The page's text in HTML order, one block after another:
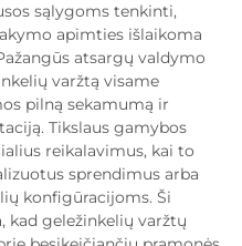
sąlygoms tenkinti,
apimties išlaikoma
atsargų valdymo
varžtą visame
pilną sekamumą ir
Tikslaus gamybos
reikalavimus, kai to
sprendimus arba
konfigūracijoms. Ši
kad geležinkelių varžtų